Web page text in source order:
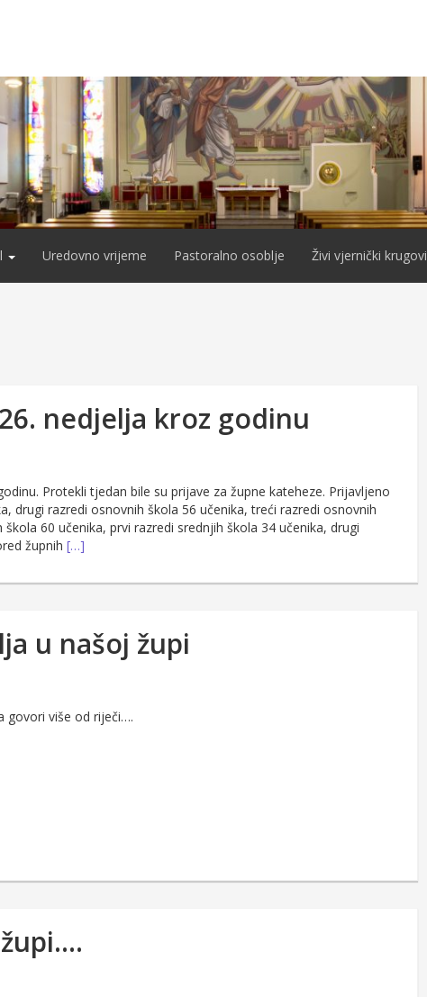
Uredovno vrijeme Pastoralno osoblje Živi vjernički krugovi
nedjelja kroz godinu
Protekli tjedan bile su prijave za župne kateheze. Prijavljeno
drugi razredi osnovnih škola 56 učenika, treći razredi osnovnih
60 učenika, prvi razredi srednjih škola 34 učenika, drugi
župnih […]
u našoj župi
govori više od riječi….